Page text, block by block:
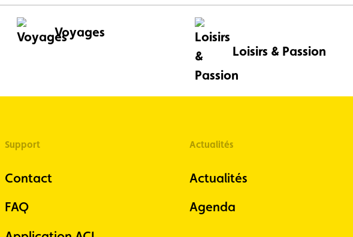
Voyages
Loisirs & Passion
Support
Contact
FAQ
Actualités
Actualités
Agenda